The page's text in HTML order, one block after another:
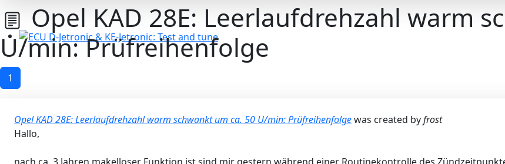
ECU D-Jetronic & KE-Jetronic: Test and tune
Opel KAD 28E: Leerlaufdrehzahl warm
U/min: Prüfreihenfolge
1
Opel KAD 28E: Leerlaufdrehzahl warm schwankt um ca. 50 U/min: Prüfreihenfolgewas created byfrost
Hallo,